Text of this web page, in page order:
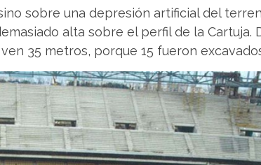
sobre una depresión artificial del
alta sobre el perfil de la Cartuja.
35 metros, porque 15 fueron